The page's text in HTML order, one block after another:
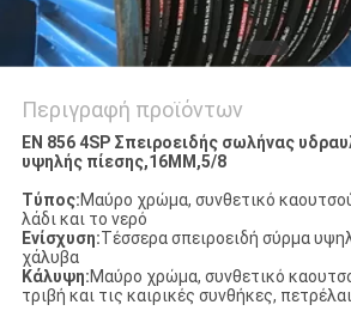
Περιγραφή προϊόντων
EN 856 4SP Σπειροειδής σωλήνας
υψηλής πίεσης,16MM,5/8
Τύπος:Μαύρο χρώμα, συνθετικό
λάδι και το νερό
Ενίσχυση:Τέσσερα σπειροειδή σύρμα
χάλυβα
Κάλυψη:Μαύρο χρώμα, συνθετικό
τριβή και τις καιρικές συνθήκες,